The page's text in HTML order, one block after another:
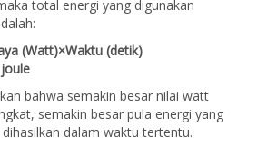
total energi yang digunakan
(Watt)×Waktu (detik)
bahwa semakin besar nilai watt
semakin besar pula energi yang
dalam waktu tertentu.